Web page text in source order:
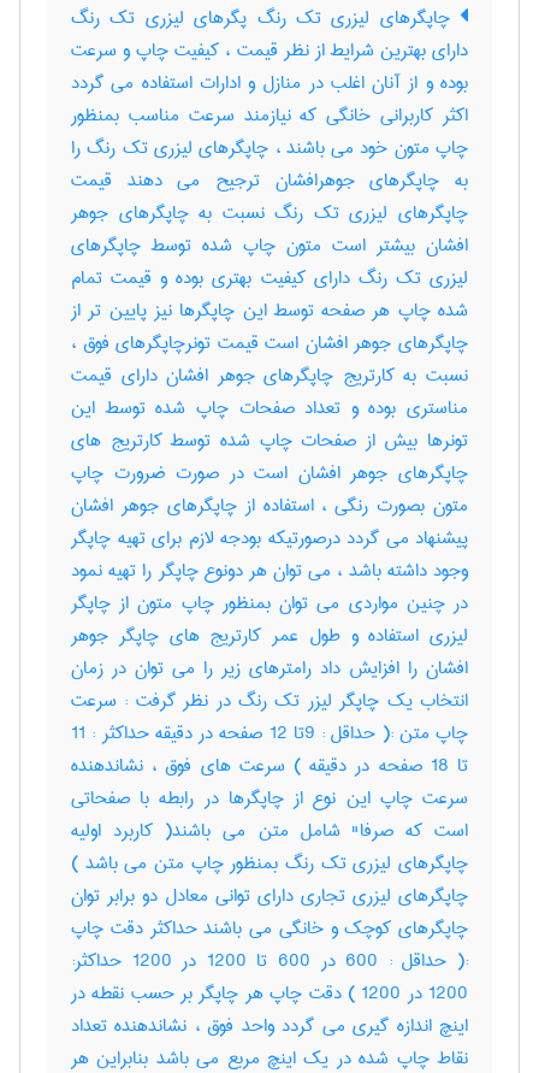
چاپگرهای لیزری تک رنگ پگرهای لیزری تک رنگ
دارای بهترین شرایط از نظر قیمت ، کیفیت چاپ و سرعت
بوده و از آنان اغلب در منازل و ادارات استفاده می گردد
اکثر کاربرانی خانگی که نیازمند سرعت مناسب بمنظور
چاپ متون خود می باشند ، چاپگرهای لیزری تک رنگ را
به چاپگرهای جوهرافشان ترجیح می دهند قیمت
چاپگرهای لیزری تک رنگ نسبت به چاپگرهای جوهر
افشان بیشتر است متون چاپ شده توسط چاپگرهای
لیزری تک رنگ دارای کیفیت بهتری بوده و قیمت تمام
شده چاپ هر صفحه توسط این چاپگرها نیز پایین تر از
چاپگرهای جوهر افشان است قیمت تونرچاپگرهای فوق ،
نسبت به کارتریج چاپگرهای جوهر افشان دارای قیمت
مناستری بوده و تعداد صفحات چاپ شده توسط این
تونرها بیش از صفحات چاپ شده توسط کارتریج های
چاپگرهای جوهر افشان است در صورت ضرورت چاپ
متون بصورت رنگی ، استفاده از چاپگرهای جوهر افشان
پیشنهاد می گردد درصورتیکه بودجه لازم برای تهیه چاپگر
وجود داشته باشد ، می توان هر دونوع چاپگر را تهیه نمود
در چنین مواردی می توان بمنظور چاپ متون از چاپگر
لیزری استفاده و طول عمر کارتریج های چاپگر جوهر
افشان را افزایش داد رامترهای زیر را می توان در زمان
انتخاب یک چاپگر لیزر تک رنگ در نظر گرفت : سرعت
چاپ متن :( حداقل : 9تا 12 صفحه در دقیقه حداکثر : 11
تا 18 صفحه در دقیقه ) سرعت های فوق ، نشاندهنده
سرعت چاپ این نوع از چاپگرها در رابطه با صفحاتی
است که صرفا" شامل متن می باشند( کاربرد اولیه
چاپگرهای لیزری تک رنگ بمنظور چاپ متن می باشد )
چاپگرهای لیزری تجاری دارای توانی معادل دو برابر توان
چاپگرهای کوچک و خانگی می باشند حداکثر دقت چاپ
:( حداقل : 600 در 600 تا 1200 در 1200 حداکثر:
1200 در 1200 ) دقت چاپ هر چاپگر بر حسب نقطه در
اینچ اندازه گیری می گردد واحد فوق ، نشاندهنده تعداد
نقاط چاپ شده در یک اینچ مربع می باشد بنابراین هر